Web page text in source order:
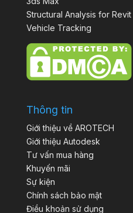
Structural Analysis for Revit
Vehicle Tracking
Thông tin
Giới thiệu về AROTECH
Giới thiệu Autodesk
Tư vấn mua hàng
Khuyến mãi
Sự kiện
Chính sách bảo mật
Điều khoản sử dụng